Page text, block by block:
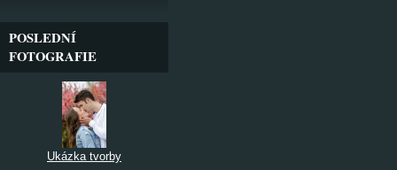
POSLEDNÍ
FOTOGRAFIE
Ukázka tvorby